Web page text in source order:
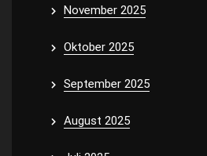
November 2025
Oktober 2025
September 2025
August 2025